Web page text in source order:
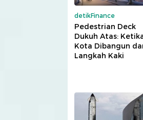
detikFinance
Pedestrian Deck
Dukuh Atas:
Kota Dibangun
Langkah Kaki